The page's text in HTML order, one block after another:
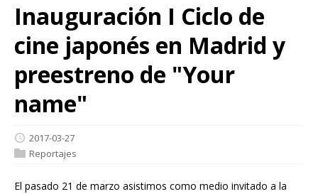
Inauguración I Ciclo de
cine japonés en Madrid y
preestreno de "Your
name"
2017-03-27
Reportajes
El pasado 21 de marzo asistimos como medio invitado a la